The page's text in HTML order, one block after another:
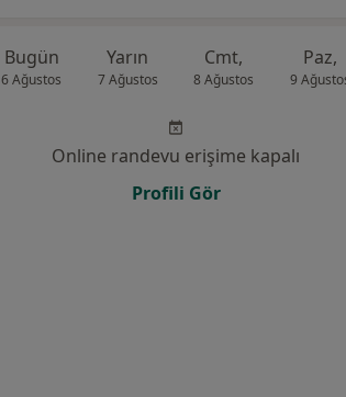
Bugün
6 Ağustos
Yarın
7 Ağustos
Cmt,
8 Ağustos
Paz,
9
Online randevu erişime kapalı
Profili Gör